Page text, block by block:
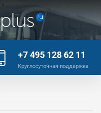
+7 495 128 62 11
Круглосуточная поддержка